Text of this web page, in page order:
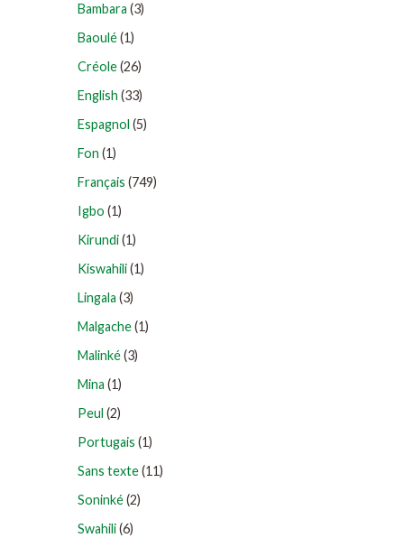
Bambara (3)
Baoulé(1)
Créole(26)
English (33)
Espagnol (5)
Fon (1)
Français (749)
Igbo (1)
Kirundi(1)
Kiswahili(1)
Lingala (3)
Malgache(1)
Malinké(3)
Mina (1)
Peul (2)
Portugais (1)
Sans texte(11)
Soninké(2)
Swahili(6)